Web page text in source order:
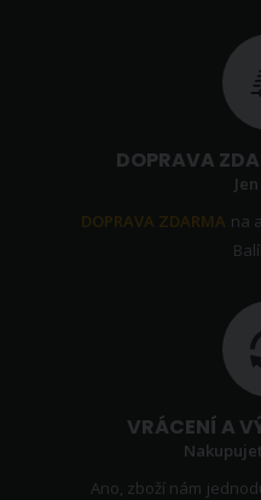
DOPRAVA
DOPRAVA ZDARMA na
VRÁCENÍ A
Ano, zboží nám